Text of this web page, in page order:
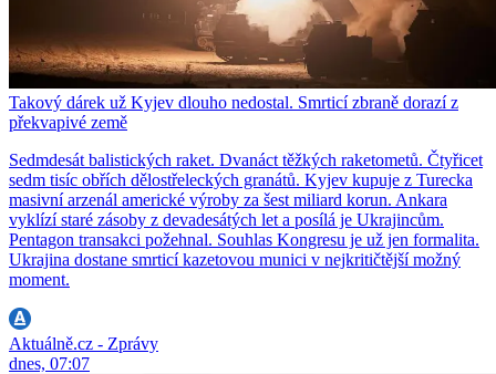
Takový dárek už Kyjev dlouho nedostal. Smrticí zbraně dorazí z
překvapivé země
Sedmdesát balistických raket. Dvanáct těžkých raketometů. Čtyřicet
sedm tisíc obřích dělostřeleckých granátů. Kyjev kupuje z Turecka
masivní arzenál americké výroby za šest miliard korun. Ankara
vyklízí staré zásoby z devadesátých let a posílá je Ukrajincům.
Pentagon transakci požehnal. Souhlas Kongresu je už jen formalita.
Ukrajina dostane smrticí kazetovou munici v nejkritičtější možný
moment.
Aktuálně.cz - Zprávy
dnes, 07:07